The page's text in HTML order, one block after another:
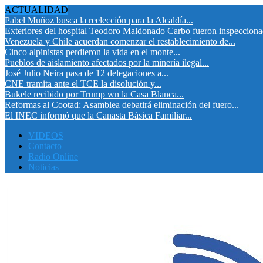
ACTUALIDAD
Pabel Muñoz busca la reelección para la Alcaldía...
Exteriores del hospital Teodoro Maldonado Carbo fueron
Venezuela y Chile acuerdan comenzar el restablecimiento de...
Cinco alpinistas perdieron la vida en el monte...
Pueblos de aislamiento afectados por la minería ilegal...
José Julio Neira pasa de 12 delegaciones a...
CNE tramita ante el TCE la disolución y...
Bukele recibido por Trump wn la Casa Blanca...
Reformas al Cootad: Asamblea debatirá eliminación del fuero...
El INEC informó que la Canasta Básica Familiar...
VIDEOS
Contacto
Radio Online
Noticias